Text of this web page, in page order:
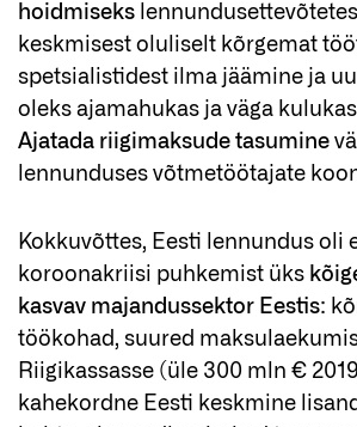
hoidmiseks
keskmisest oluliselt kõrgemat
spetsialistidest ilma jäämine ja
oleks ajamahukas ja väga
Ajatada riigimaksude tasumine
lennunduses võtmetöötajate
Kokkuvõttes, Eesti lennundus oli
koroonakriisi puhkemist üks
kasvav majandussektor Eestis:
töökohad, suured
Riigikassasse (üle 300 mln €
kahekordne Eesti keskmine